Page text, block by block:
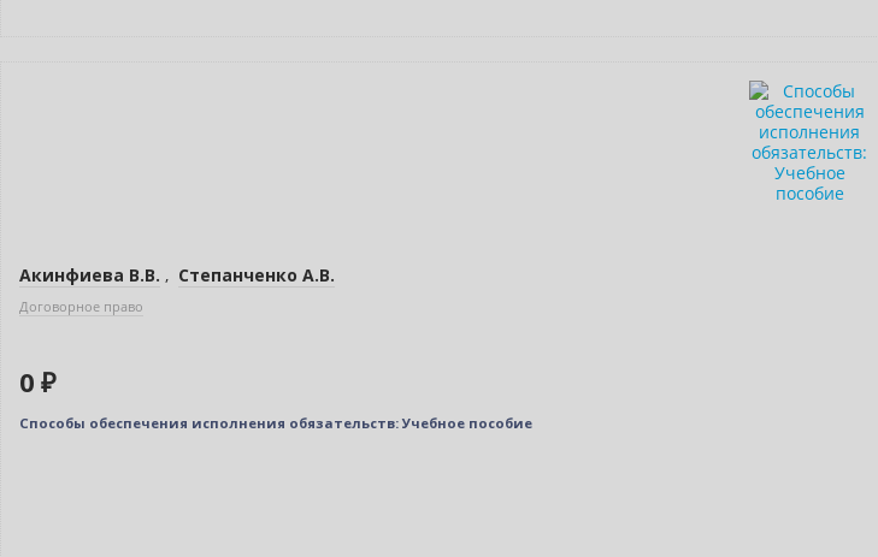
Акинфиева В.В. , Степанченко А.В.
Договорное право
0 ₽
Способы обеспечения исполнения обязательств: Учебное пособие